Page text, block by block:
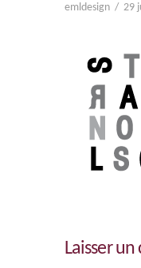
emldesign 29
Laisser